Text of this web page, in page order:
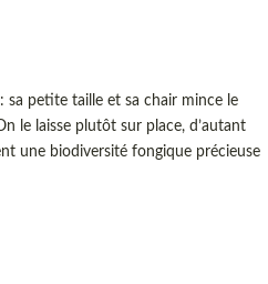
sa petite taille et sa chair mince le
le laisse plutôt sur place, d’autant
une biodiversité fongique précieuse